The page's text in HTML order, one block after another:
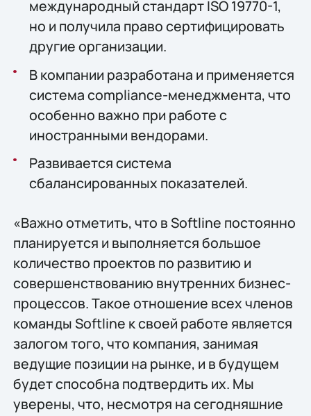
международный стандарт ISO 19770-1,
но и получила право сертифицировать
другие организации.
В компании разработана и применяется
система compliance-менеджмента, что
особенно важно при работе с
иностранными вендорами.
Развивается система
сбалансированных показателей.
«Важно отметить, что в Softline постоянно
планируется и выполняется большое
количество проектов по развитию и
совершенствованию внутренних бизнес-
процессов. Такое отношение всех членов
команды Softline к своей работе является
залогом того, что компания, занимая
ведущие позиции на рынке, и в будущем
будет способна подтвердить их. Мы
уверены, что, несмотря на сегодняшние